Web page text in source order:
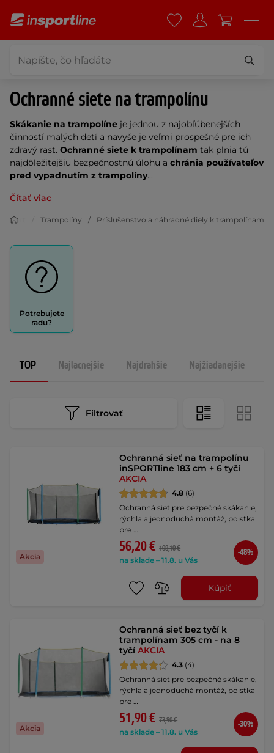
Ochranné siete na trampolínu
Skákanie na trampolíne je jednou z najobľúbenejších
činností malých detí a navyše je veľmi prospešné pre ich
zdravý rast. Ochranné siete k trampolínam tak plnia tú
najdôležitejšiu bezpečnostnú úlohu a chránia používateľov
pred vypadnutím z trampolíny...
Čítať viac
Šport Trampolíny Príslušenstvo a náhradné diely k trampolínam
Potrebujete
radu?
TOP Najlacnejšie Najdrahšie Najžiadanejšie
Filtrovať
Akcia
Ochranná sieť na trampolínu
inSPORTline 183 cm + 6 tyčí
AKCIA
4.8 (6)
Ochranná sieť pre bezpečné skákanie,
rýchla a jednoduchá montáž, poistka
pre …
56,20 € 108,10 €
na sklade – 11.8. u Vás
-48%
Kúpiť
Akcia
Ochranná sieť bez tyčí k
trampolínam 305 cm - na 8
tyčíAKCIA
4.3 (4)
Ochranná sieť pre bezpečné skákanie,
rýchla a jednoduchá montáž, poistka
pre …
51,90 € 73,90 €
na sklade – 11.8. u Vás
-30%